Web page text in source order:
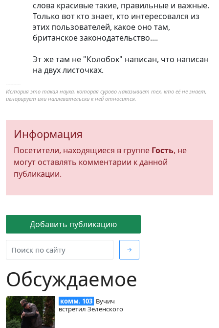
Добавить публикацию
→
Обсуждаемое
комм. 103 Вучич
встретил Зеленского
слова красивые такие, правильные и важные.
Только вот кто знает, кто интересовался из
этих пользователей, какое оно там,
британское законодательство....
Эт же там не "Колобок" написан, что написан
на двух листочках.
----------
История это такая наука, которая сурово наказывает тех, кто её не знает,
игнорирует или наплевательски к ней относится.
Информация
Посетители, находящиеся в группе Гость, не
могут оставлять комментарии к данной
публикации.